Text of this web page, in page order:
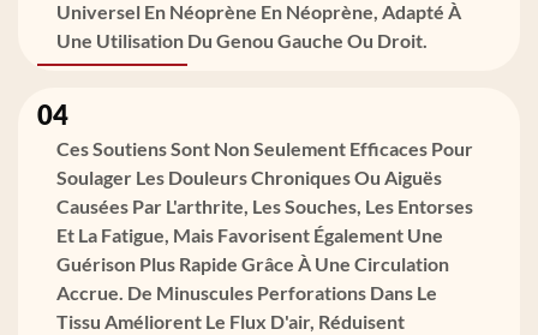
Universel En Néoprène En Néoprène, Adapté À
Une Utilisation Du Genou Gauche Ou Droit.
04
Ces Soutiens Sont Non Seulement Efficaces Pour
Soulager Les Douleurs Chroniques Ou Aiguës
Causées Par L'arthrite, Les Souches, Les Entorses
Et La Fatigue, Mais Favorisent Également Une
Guérison Plus Rapide Grâce À Une Circulation
Accrue. De Minuscules Perforations Dans Le
Tissu Améliorent Le Flux D'air, Réduisent